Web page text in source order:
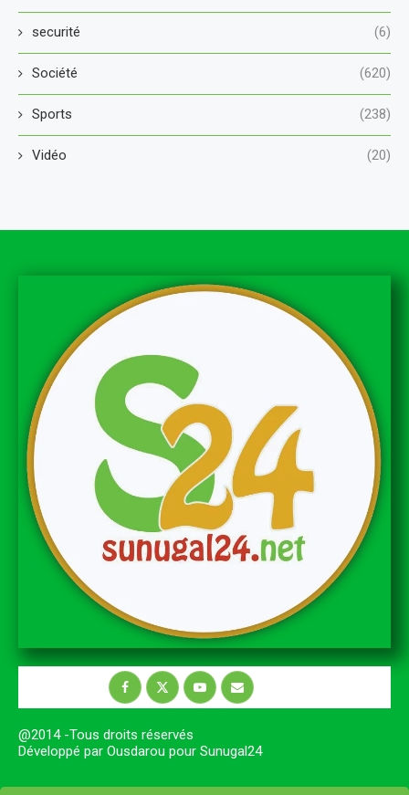
securité (6)
Société (620)
Sports (238)
Vidéo (20)
@2014 -Tous droits réservés
Développé par Ousdarou pour Sunugal24